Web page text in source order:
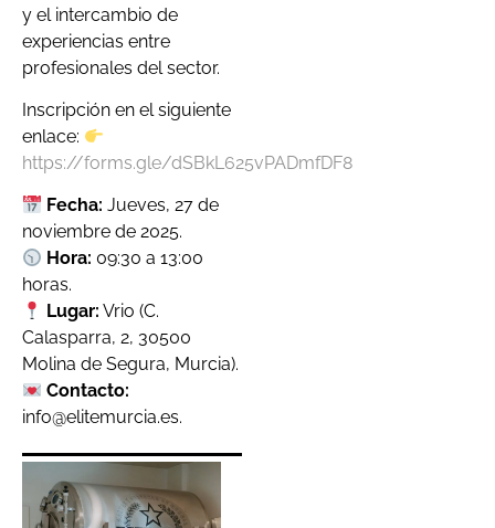
y el intercambio de
experiencias entre
profesionales del sector.
Inscripción en el siguiente
enlace:
https://forms.gle/dSBkL625vPADmfDF8
Fecha: Jueves, 27 de
noviembre de 2025.
Hora: 09:30 a 13:00
horas.
Lugar: Vrio (C.
Calasparra, 2, 30500
Molina de Segura, Murcia).
Contacto:
info@elitemurcia.es.